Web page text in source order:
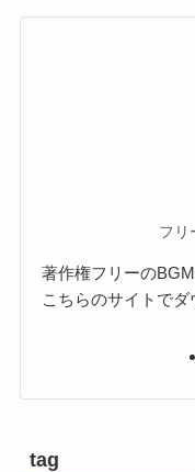
フリ
著作権フリーの
こちらのサイトでダ
tag